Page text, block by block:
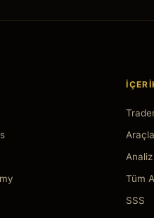
Analiz
Tüm
SSS